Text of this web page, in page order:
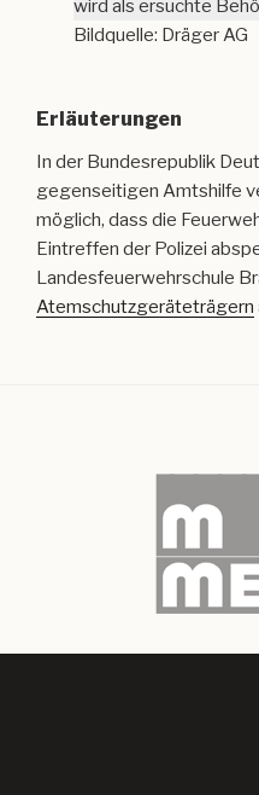
wird als ersuchte
Bildquelle: Dräger AG
Erläuterungen
In der Bundesrepublik
gegenseitigen Amtshilfe
möglich, dass die
Eintreffen der Polizei
Landesfeuerwehrschule
Atemschutzgeräteträgern